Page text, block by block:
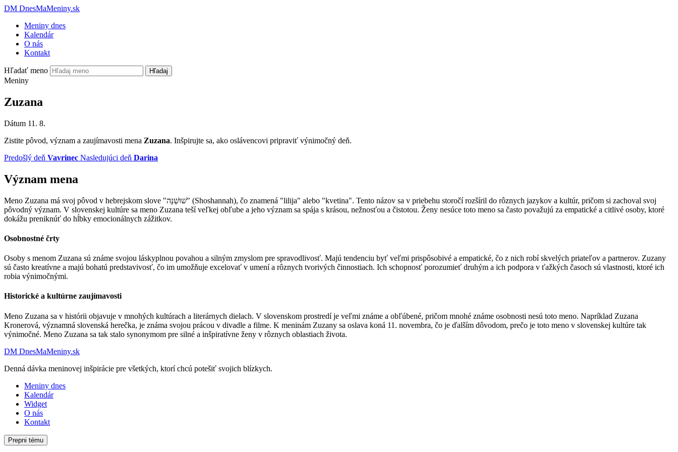
DM DnesMaMeniny.sk
Meniny dnes
Kalendár
O nás
Kontakt
Hľadať meno Hľadaj
Meniny
Zuzana
Dátum 11. 8.
Zistite pôvod, význam a zaujímavosti mena Zuzana. Inšpirujte sa, ako oslávencovi pripraviť výnimočný deň.
Predošlý deň Vavrinec Nasledujúci deň Darina
Význam mena
Meno Zuzana má svoj pôvod v hebrejskom slove "שׁוּשַׁנָּה" (Shoshannah), čo znamená "lilija" alebo "kvetina". Tento názov sa v priebehu storočí rozšíril do rôznych jazykov a kultúr, pričom si zachoval svoj
pôvodný význam. V slovenskej kultúre sa meno Zuzana teší veľkej obľube a jeho význam sa spája s krásou, nežnosťou a čistotou. Ženy nesúce toto meno sa často považujú za empatické a citlivé osoby, ktoré
dokážu preniknúť do hĺbky emocionálnych zážitkov.
Osobnostné črty
Osoby s menom Zuzana sú známe svojou láskyplnou povahou a silným zmyslom pre spravodlivosť. Majú tendenciu byť veľmi prispôsobivé a empatické, čo z nich robí skvelých priateľov a partnerov. Zuzany
sú často kreatívne a majú bohatú predstavivosť, čo im umožňuje excelovať v umení a rôznych tvorivých činnostiach. Ich schopnosť porozumieť druhým a ich podpora v ťažkých časoch sú vlastnosti, ktoré ich
robia výnimočnými.
Historické a kultúrne zaujímavosti
Meno Zuzana sa v histórii objavuje v mnohých kultúrach a literárnych dielach. V slovenskom prostredí je veľmi známe a obľúbené, pričom mnohé známe osobnosti nesú toto meno. Napríklad Zuzana
Kronerová, významná slovenská herečka, je známa svojou prácou v divadle a filme. K meninám Zuzany sa oslava koná 11. novembra, čo je ďalším dôvodom, prečo je toto meno v slovenskej kultúre tak
výnimočné. Meno Zuzana sa tak stalo synonymom pre silné a inšpiratívne ženy v rôznych oblastiach života.
DM DnesMaMeniny.sk
Denná dávka meninovej inšpirácie pre všetkých, ktorí chcú potešiť svojich blízkych.
Meniny dnes
Kalendár
Widget
O nás
Kontakt
Prepni tému